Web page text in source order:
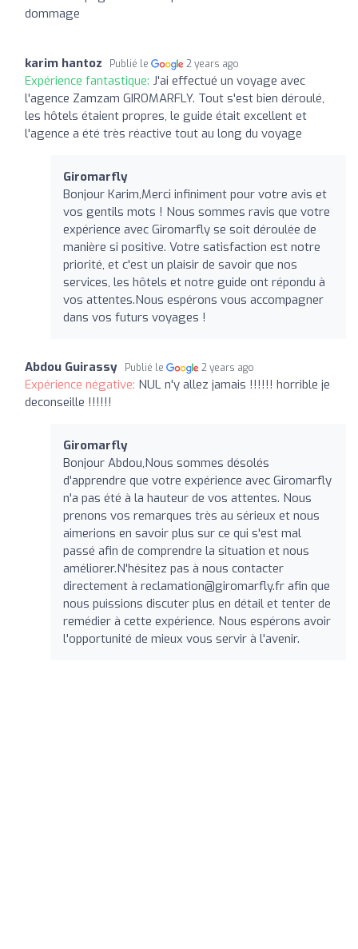
dommage
karim hantoz Publié le 2 years ago
Expérience fantastique: J'ai effectué un voyage avec
l'agence Zamzam GIROMARFLY. Tout s'est bien déroulé,
les hôtels étaient propres, le guide était excellent et
l'agence a été très réactive tout au long du voyage
Giromarfly
Bonjour Karim,Merci infiniment pour votre avis et
vos gentils mots ! Nous sommes ravis que votre
expérience avec Giromarfly se soit déroulée de
manière si positive. Votre satisfaction est notre
priorité, et c'est un plaisir de savoir que nos
services, les hôtels et notre guide ont répondu à
vos attentes.Nous espérons vous accompagner
dans vos futurs voyages !
Abdou Guirassy Publié le 2 years ago
Expérience négative: NUL n'y allez jamais !!!!!! horrible je
deconseille !!!!!!
Giromarfly
Bonjour Abdou,Nous sommes désolés
d'apprendre que votre expérience avec Giromarfly
n'a pas été à la hauteur de vos attentes. Nous
prenons vos remarques très au sérieux et nous
aimerions en savoir plus sur ce qui s'est mal
passé afin de comprendre la situation et nous
améliorer.N'hésitez pas à nous contacter
directement à reclamation@giromarfly.fr afin que
nous puissions discuter plus en détail et tenter de
remédier à cette expérience. Nous espérons avoir
l'opportunité de mieux vous servir à l'avenir.